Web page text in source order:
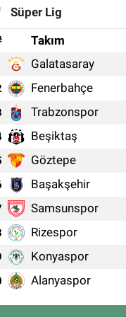
Süper Lig
Takım
Galatasaray
Fenerbahçe
Trabzonspor
Beşiktaş
Göztepe
Başakşehir
Samsunspor
Rizespor
Konyaspor
Alanyaspor